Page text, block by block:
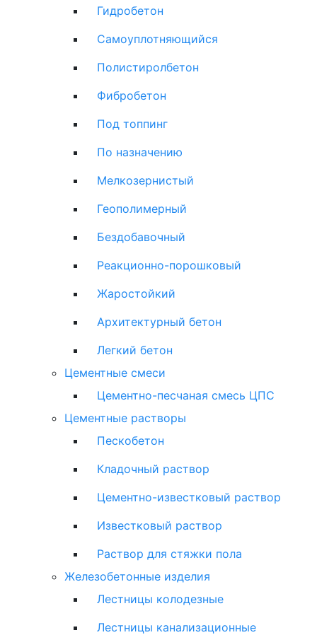
Гидробетон
Самоуплотняющийся
Полистиролбетон
Фибробетон
Под топпинг
По назначению
Мелкозернистый
Геополимерный
Бездобавочный
Реакционно-порошковый
Жаростойкий
Архитектурный бетон
Легкий бетон
Цементные смеси
Цементно-песчаная смесь ЦПС
Цементные растворы
Пескобетон
Кладочный раствор
Цементно-известковый раствор
Известковый раствор
Раствор для стяжки пола
Железобетонные изделия
Лестницы колодезные
Лестницы канализационные